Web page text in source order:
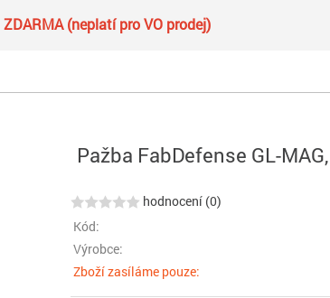
(neplatí pro VO prodej)
Pažba FabDefense GL-
hodnocení (0)
Kód:
Výrobce:
Zboží zasíláme pouze: